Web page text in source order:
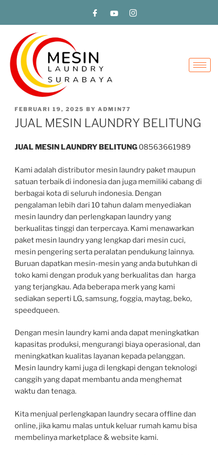
FEBRUARI 19, 2025 BY ADMIN77
JUAL MESIN LAUNDRY BELITUNG
JUAL MESIN LAUNDRY BELITUNG 08563661989
Kami adalah distributor mesin laundry paket maupun
satuan terbaik di indonesia dan juga memiliki cabang di
berbagai kota di seluruh indonesia. Dengan
pengalaman lebih dari 10 tahun dalam menyediakan
mesin laundry dan perlengkapan laundry yang
berkualitas tinggi dan terpercaya. Kami menawarkan
paket mesin laundry yang lengkap dari mesin cuci,
mesin pengering serta peralatan pendukung lainnya.
Buruan dapatkan mesin-mesin yang anda butuhkan di
toko kami dengan produk yang berkualitas dan harga
yang terjangkau. Ada beberapa merk yang kami
sediakan seperti LG, samsung, foggia, maytag, beko,
speedqueen.
Dengan mesin laundry kami anda dapat meningkatkan
kapasitas produksi, mengurangi biaya operasional, dan
meningkatkan kualitas layanan kepada pelanggan.
Mesin laundry kami juga di lengkapi dengan teknologi
canggih yang dapat membantu anda menghemat
waktu dan tenaga.
Kita menjual perlengkapan laundry secara offline dan
online, jika kamu malas untuk keluar rumah kamu bisa
membelinya marketplace & website kami.